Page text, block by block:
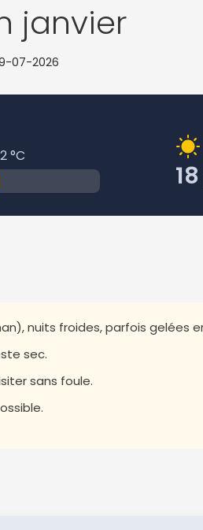
janvier
07-2026
°C
18
nuits froides, parfois gelées
sec.
sans foule.